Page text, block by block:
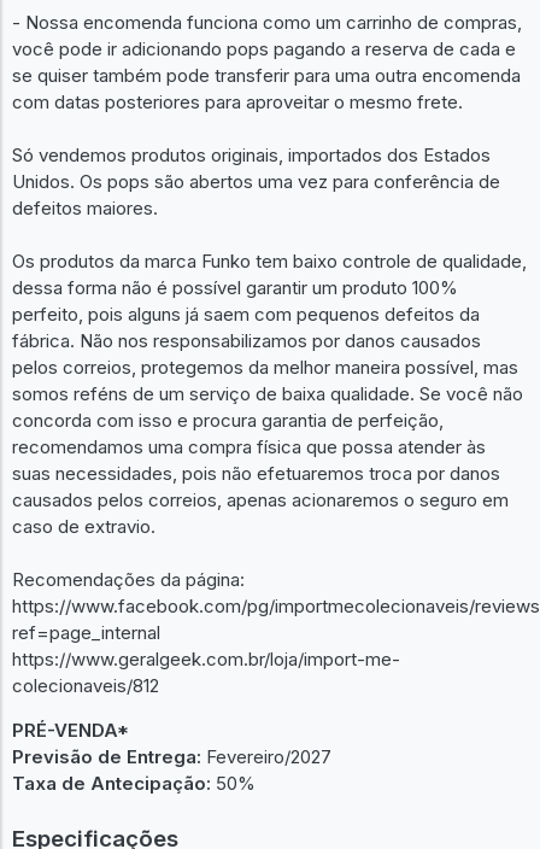
- Nossa encomenda funciona como um carrinho de compras,
você pode ir adicionando pops pagando a reserva de cada e
se quiser também pode transferir para uma outra encomenda
com datas posteriores para aproveitar o mesmo frete.
Só vendemos produtos originais, importados dos Estados
Unidos. Os pops são abertos uma vez para conferência de
defeitos maiores.
Os produtos da marca Funko tem baixo controle de qualidade,
dessa forma não é possível garantir um produto 100%
perfeito, pois alguns já saem com pequenos defeitos da
fábrica. Não nos responsabilizamos por danos causados
pelos correios, protegemos da melhor maneira possível, mas
somos reféns de um serviço de baixa qualidade. Se você não
concorda com isso e procura garantia de perfeição,
recomendamos uma compra física que possa atender às
suas necessidades, pois não efetuaremos troca por danos
causados pelos correios, apenas acionaremos o seguro em
caso de extravio.
Recomendações da página:
https://www.facebook.com/pg/importmecolecionaveis/
ref=page_internal
https://www.geralgeek.com.br/loja/import-me-
colecionaveis/812
PRÉ-VENDA*
Previsão de Entrega: Fevereiro/2027
Taxa de Antecipação: 50%
Especificações